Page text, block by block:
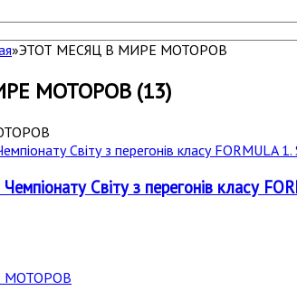
»ЭТОТ МЕСЯЦ В МИРЕ МОТОРОВ
МОТОРОВ (13)
Світу з перегонів класу
МОТОРОВ